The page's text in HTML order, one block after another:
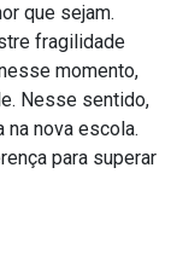
que sejam.
fragilidade
momento,
Nesse sentido,
na nova escola.
para superar